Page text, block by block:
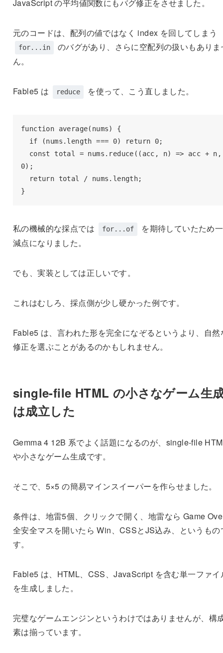
JavaScript の平均値関数にもバグ修正をさせました。
元のコードは、配列の値ではなく index を回してしまう
for...in
のバグがあり、さらに空配列の扱いもありま
ん。
Fable5 は reduce を使って、こう直しました。
function average(nums) {
0);
}
私の機械的な採点では for...of
を期待していたため
減点になりました。
でも、実装としては正しいです。
これはむしろ、採点側が少し硬かった例です。
Fable5 は、言われた形を完全になぞるというより、自然
修正を選ぶことがあるのかもしれません。
single-file HTML の小さなゲーム生
は成立した
Gemma 4 12B 系でよく話題になるのが、single-file
や小さなゲーム生成です。
そこで、5×5 の簡易マインスイーパーを作らせました。
条件は、地雷5個、クリックで開く、地雷なら Game
全安全マスを開いたら Win、CSSとJS込み、というもの
す。
Fable5 は、HTML、CSS、JavaScript を含む単一ファイ
を生成しました。
完璧なゲームエンジンというわけではありませんが、構
素は揃っています。